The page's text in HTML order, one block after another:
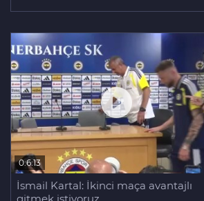
0:6:13
İsmail Kartal: İkinci maça avantajlı
gitmek istiyoruz